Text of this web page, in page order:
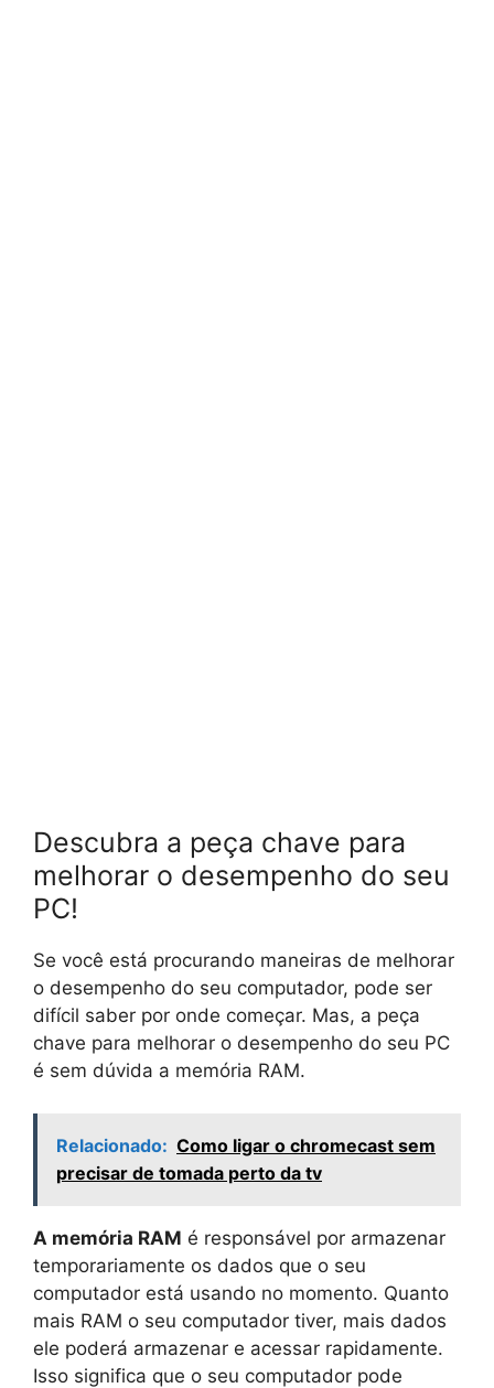
Descubra a peça chave para
melhorar o desempenho do seu
PC!
Se você está procurando maneiras de melhorar
o desempenho do seu computador, pode ser
difícil saber por onde começar. Mas, a peça
chave para melhorar o desempenho do seu PC
é sem dúvida a memória RAM.
Relacionado: Como ligar o chromecast sem
precisar de tomada perto da tv
A memória RAM é responsável por armazenar
temporariamente os dados que o seu
computador está usando no momento. Quanto
mais RAM o seu computador tiver, mais dados
ele poderá armazenar e acessar rapidamente.
Isso significa que o seu computador pode